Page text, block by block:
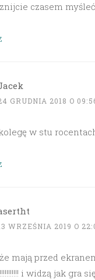
czasem
GRUDNIA 2018 O
w stu
WRZEŚNIA 2019 O
mają przed
i widzą jak gra